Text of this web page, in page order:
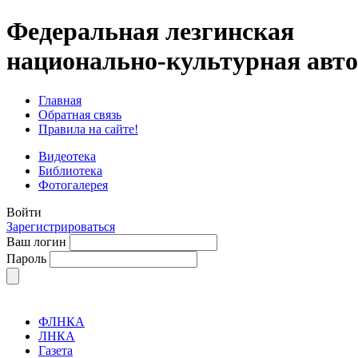
Федеральная лезгинская
национально-культурная
Главная
Обратная связь
Правила на сайте!
Видеотека
Библиотека
Фотогалерея
Войти
Зарегистрироваться
Ваш логин
Пароль
ФЛНКА
ЛНКА
Газета